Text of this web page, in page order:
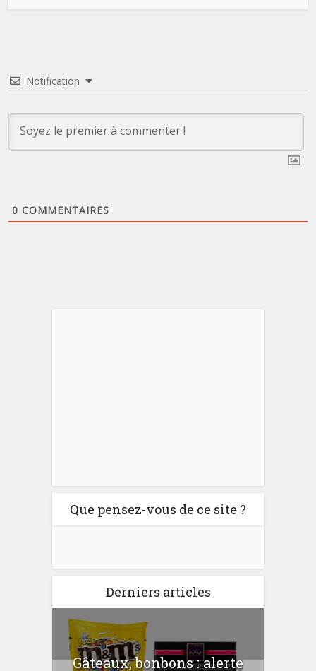
Notification
0 COMMENTAIRES
Que pensez-vous de ce site ?
Derniers articles
Gâteaux, bonbons : alerte